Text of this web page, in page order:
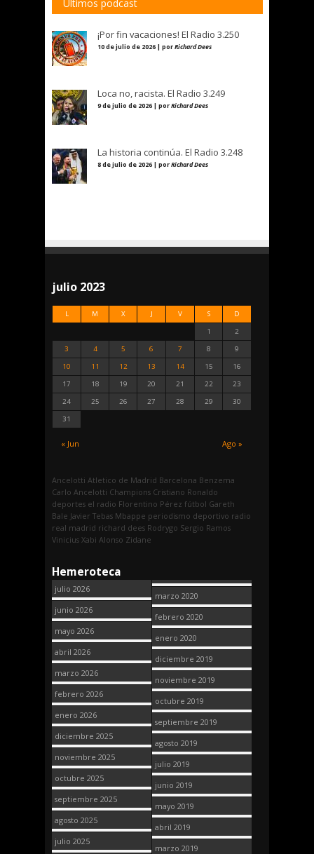
Últimos podcast
¡Por fin vacaciones! El Radio 3.250
10 de julio de 2026 | porRichard Dees
Loca no, racista. El Radio 3.249
9 de julio de 2026 | porRichard Dees
La historia continúa. El Radio 3.248
8 de julio de 2026 | porRichard Dees
julio 2023
L M X J V S D
« Jun Ago »
1
2
3
4 5 6 7 8
9
10
11 12 13 14 15
16
17
18 19 20 21 22
23
24
25 26 27 28 29
30
31
Ancelotti Atletico de Madrid Barcelona Benzema
Carlo Ancelotti Champions Cristiano Ronaldo
deportes el radio Florentino Pérez fútbol Gareth
Bale Javier Tebas Mbappe periodismo deportivo radio
real madrid richard dees Rodrygo Sergio Ramos
Vinicius Xabi Alonso Zidane
Hemeroteca
julio 2026
junio 2026
mayo 2026
abril 2026
marzo 2026
febrero 2026
enero 2026
diciembre 2025
noviembre 2025
octubre 2025
septiembre 2025
agosto 2025
julio 2025
marzo 2020
febrero 2020
enero 2020
diciembre 2019
noviembre 2019
octubre 2019
septiembre 2019
agosto 2019
julio 2019
junio 2019
mayo 2019
abril 2019
marzo 2019